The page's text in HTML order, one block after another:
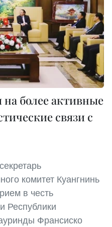
на более активные
связи с
комитет Куангнинь
в честь
Республики
Франсиско